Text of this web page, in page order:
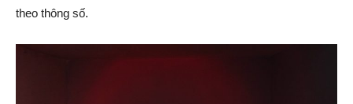
theo thông số.